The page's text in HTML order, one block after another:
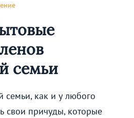
семьи
семьи, как и у любого
свои причуды, которые